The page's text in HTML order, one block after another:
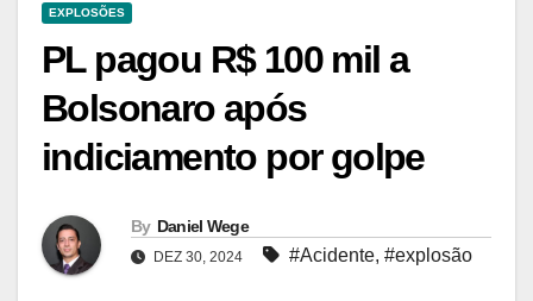
EXPLOSÕES
PL pagou R$ 100 mil a
Bolsonaro após
indiciamento por golpe
By Daniel Wege
DEZ 30, 2024 #Acidente, #explosão